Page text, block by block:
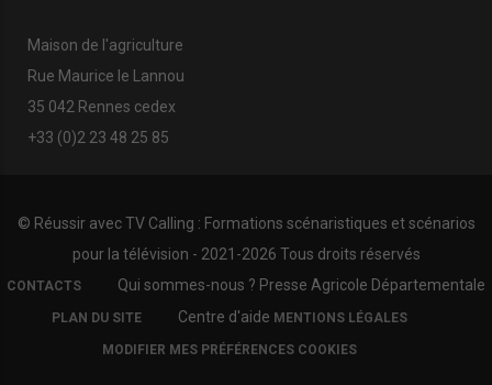
Maison de l'agriculture
Rue Maurice le Lannou
35 042 Rennes cedex
+33 (0)2 23 48 25 85
© Réussir avecTV Calling : Formations scénaristiques et scénarios
pour la télévision - 2021-2026 Tous droits réservés
FOOTER
COPYRIGHT
CONTACTS Qui sommes-nous ? Presse Agricole Départementale
PLAN DU SITE Centre d'aide MENTIONS LÉGALES
MODIFIER MES PRÉFÉRENCES COOKIES